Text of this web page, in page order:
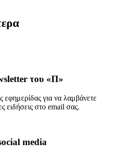
του «Π»
εφημερίδας για να λαμβάνετε
ειδήσεις στο email σας.
media